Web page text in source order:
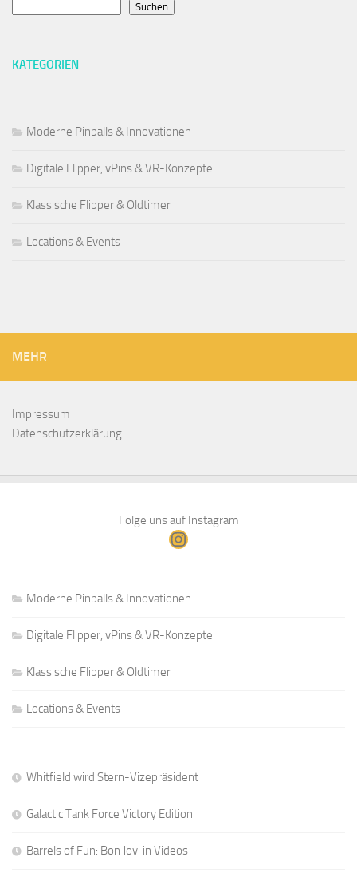
Suchen
KATEGORIEN
Moderne Pinballs & Innovationen
Digitale Flipper, vPins & VR-Konzepte
Klassische Flipper & Oldtimer
Locations & Events
MEHR
Impressum
Datenschutzerklärung
Folge uns auf Instagram
Instagram
Moderne Pinballs & Innovationen
Digitale Flipper, vPins & VR-Konzepte
Klassische Flipper & Oldtimer
Locations & Events
Whitfield wird Stern-Vizepräsident
Galactic Tank Force Victory Edition
Barrels of Fun: Bon Jovi in Videos